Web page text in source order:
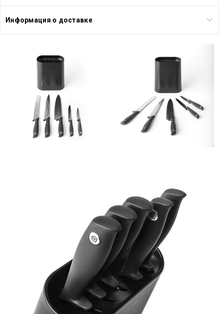
Информация о доставке